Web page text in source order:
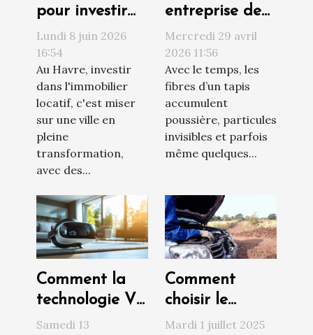
pour investir
sereinement
au Havre ?
Lundi 8 juin 2026
16:54
Au Havre, investir
dans l'immobilier
locatif, c'est miser
sur une ville en
pleine
transformation,
avec des...
entreprise de
confiance pour
le nettoyage
de vos tapis à
Toulouse
Mercredi 29 avril
2026 11:56
Avec le temps, les
fibres d’un tapis
accumulent
poussière, particules
invisibles et parfois
même quelques...
Comment la
technologie VR
révolutionne
Samedi 13
Comment
choisir le
meilleur service
Mardi 1 juillet 2025